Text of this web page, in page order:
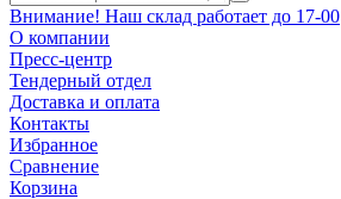
Внимание! Наш склад работает до 17-00
О компании
Пресс-центр
Тендерный отдел
Доставка и оплата
Контакты
Избранное
Сравнение
Корзина